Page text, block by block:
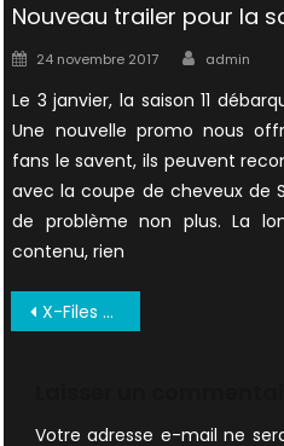
Nouveau trailer pour la
Posted
24 novembre 2017 Author
admin
Le 3 janvier, la saison 11
Une nouvelle promo nous
fans le savent, ils peuvent
avec la coupe de cheveux de
de problème non plus. La
contenu, rien
Navigation
X-Files débarque ce soir sur AB1
Votre adresse e-mail ne